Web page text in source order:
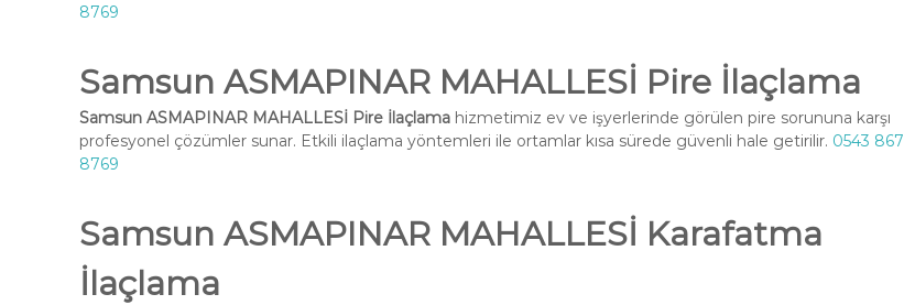
8769
Samsun ASMAPINAR MAHALLESİ Pire İlaçlama
Samsun ASMAPINAR MAHALLESİ Pire İlaçlama hizmetimiz ev ve işyerlerinde görülen pire sorununa karşı
profesyonel çözümler sunar. Etkili ilaçlama yöntemleri ile ortamlar kısa sürede güvenli hale getirilir. 0543 867
8769
Samsun ASMAPINAR MAHALLESİ Karafatma
İlaçlama